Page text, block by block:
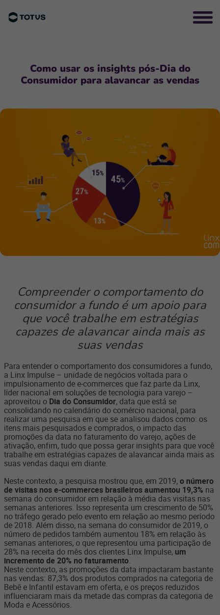
Como usar os insights pós-Dia do
Consumidor para alavancar as vendas
Compreender o comportamento do
consumidor a fundo é um apoio para
que você trabalhe em estratégias
capazes de alavancar ainda mais as
suas vendas
Para entender o comportamento dos consumidores a fundo,
a Linx Impulse – unidade de negócios voltada para o
impulsionamento de e-commerces que faz parte da Linx,
líder nacional em soluções de tecnologia para varejo –
aproveitou o Dia do Consumidor, data que está se
consolidando no calendário do comércio nacional, para
realizar uma pesquisa em que se analisou dados como: os
itens mais pesquisados e comprados, o impacto das
promoções da data no faturamento do varejo, ações de
ativação, enfim, tudo que possa gerar insights para que você
trabalhe em estratégias capazes de alavancar ainda mais as
suas vendas daqui em diante.
Neste contexto, a pesquisa mostrou que, em 2019,o número
de visitas nos e-commerces brasileiros aumentou 19,3% na
semana do consumidor em relação à média das visitas nas
semanas anteriores. Isso representa um crescimento de 50%
no tráfego gerado pelo evento em relação ao mesmo período
de 2018. Além disso, na semana do consumidor de 2019, o
número de pedidos também aumentou 18% em relação às
semanas anteriores, o que representou uma participação de
28% na receita do mês dos clientes Linx Impulse, um
incremento de 20% no faturamento.
Neste contexto, as promoções da data impactaram bastante
nas vendas: 87,3% dos produtos comprados na categoria de
Bebê e Infantil estavam em oferta, e os preços reduzidos
influenciaram mais da metade das compras da categoria de
Moda e Acessórios.